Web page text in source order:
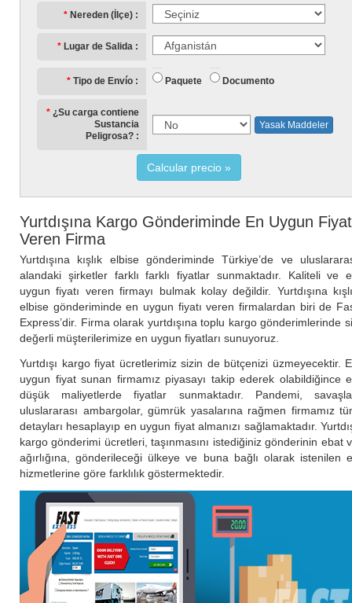
Nereden (İlçe)
Lugar de Salida
Tipo de Envío Paquete Documento
¿Su carga contiene
Sustancia
Peligrosa?
Yasak Maddeler
Calcular precio
Yurtdışına Kargo Gönderiminde En Uygun Fiyat
Veren Firma
Yurtdışına kışlık elbise gönderiminde Türkiye’de ve
alandaki şirketler farklı farklı fiyatlar sunmaktadır. Kaliteli ve
uygun fiyatı veren firmayı bulmak kolay değildir. Yurtdışına
elbise gönderiminde en uygun fiyatı veren firmalardan biri de
Express’dir. Firma olarak yurtdışına toplu kargo gönderimlerinde
değerli müşterilerimize en uygun fiyatları sunuyoruz.
Yurtdışı kargo fiyat ücretlerimiz sizin de bütçenizi üzmeyecektir.
uygun fiyat sunan firmamız piyasayı takip ederek olabildiğince
düşük maliyetlerde fiyatlar sunmaktadır. Pandemi,
uluslararası ambargolar, gümrük yasalarına rağmen firmamız
detayları hesaplayıp en uygun fiyat almanızı sağlamaktadır.
kargo gönderimi ücretleri, taşınmasını istediğiniz gönderinin ebat
ağırlığına, gönderileceği ülkeye ve buna bağlı olarak istenilen
hizmetlerine göre farklılık göstermektedir.